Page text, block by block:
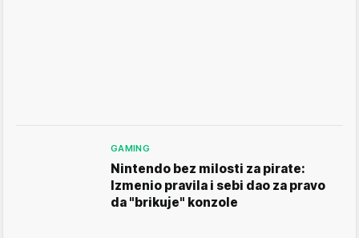
GAMING
Nintendo bez milosti za pirate:
Izmenio pravila i sebi dao za pravo
da "brikuje" konzole